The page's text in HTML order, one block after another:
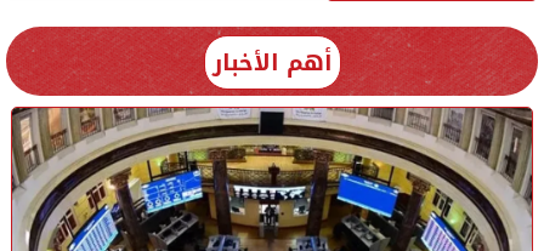
أهم الأخبار